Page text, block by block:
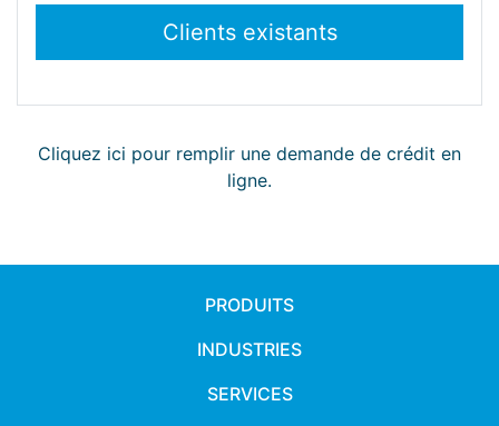
Cliquez ici pour remplir une demande de crédit en
ligne.
PRODUITS
INDUSTRIES
SERVICES